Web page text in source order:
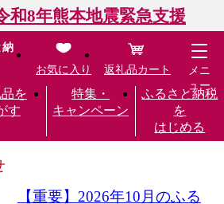
和8年熊本地震緊急支援
納
を
す
特集・
キャンペーン
ふるさと納税
を
はじめる
お気に入り 返礼品カート
メニ
ュー
【重要】2026年10月のふる